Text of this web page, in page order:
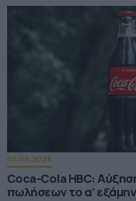
05.08.2026
Coca-Cola HBC:
πωλήσεων το α’